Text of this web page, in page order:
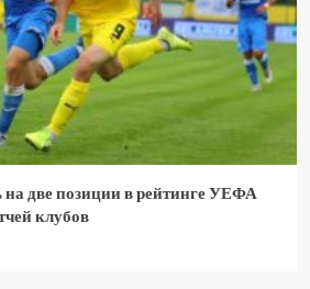
на две позиции в рейтинге УЕФА
клубов